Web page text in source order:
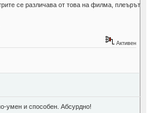
се различава от това на филма, плеърът
Активен
умен и способен. Абсурдно!